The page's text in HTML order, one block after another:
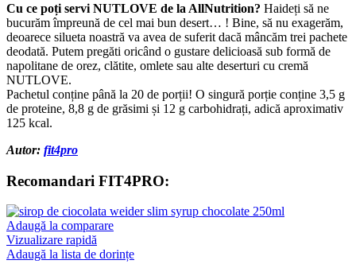
Cu ce poți servi NUTLOVE de la AllNutrition? Haideți să ne
bucurăm împreună de cel mai bun desert… ! Bine, să nu exagerăm,
deoarece silueta noastră va avea de suferit dacă mâncăm trei pachete
deodată. Putem pregăti oricând o gustare delicioasă sub formă de
napolitane de orez, clătite, omlete sau alte deserturi cu cremă
NUTLOVE.
Pachetul conține până la 20 de porții! O singură porție conține 3,5 g
de proteine, 8,8 g de grăsimi și 12 g carbohidrați, adică aproximativ
125 kcal.
Autor: fit4pro
Recomandari FIT4PRO:
Adaugă la comparare
Vizualizare rapidă
Adaugă la lista de dorințe